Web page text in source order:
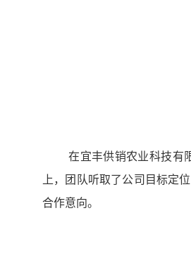
在宜丰供销农业科技有
上，团队听取了公司目标定
合作意向。